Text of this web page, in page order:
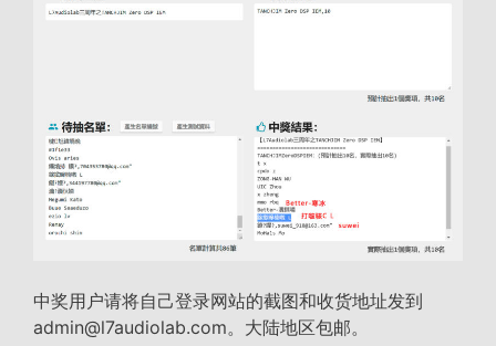
中奖用户请将自己登录网站的截图和收货地址发到
admin@l7audiolab.com。大陆地区包邮。